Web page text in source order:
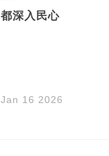
都深入民心
Jan 16 2026